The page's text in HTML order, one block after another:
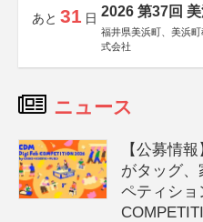
あと 31 日 2026 第37回
福井県美浜町、美浜
式会社
ニュース
【公募情
がタッグ
ペティショ